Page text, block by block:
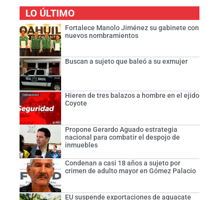
LO ÚLTIMO
Fortalece Manolo Jiménez su gabinete con
nuevos nombramientos
Buscan a sujeto que baleó a su exmujer
Hieren de tres balazos a hombre en el ejido
Coyote
Propone Gerardo Aguado estrategia
nacional para combatir el despojo de
inmuebles
Condenan a casi 18 años a sujeto por
crimen de adulto mayor en Gómez Palacio
EU suspende exportaciones de aguacate